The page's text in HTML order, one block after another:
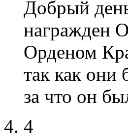
Добрый
награжден
Орденом
так как они
за что он
4